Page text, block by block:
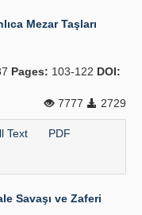
Mezar Taşları
Pages: 103-122 DOI:
7777
2729
Text PDF
Savaşı ve Zaferi